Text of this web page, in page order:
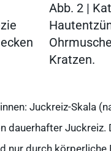
Abb. 2 |
Kratzen.
Juckreiz-Skala
dauerhafter Juckreiz.
nur durch körperliche